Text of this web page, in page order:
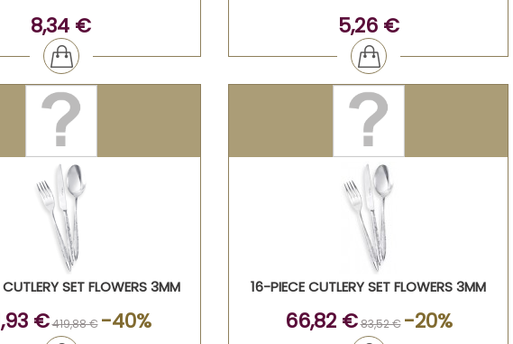
8,34 € 5,26 €
SET FLOWERS 3MM
€419,88 € -40%
16-PIECE CUTLERY SET FLOWERS 3MM
66,82 €83,52 € -20%